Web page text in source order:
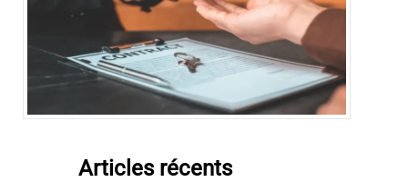
Articles récents